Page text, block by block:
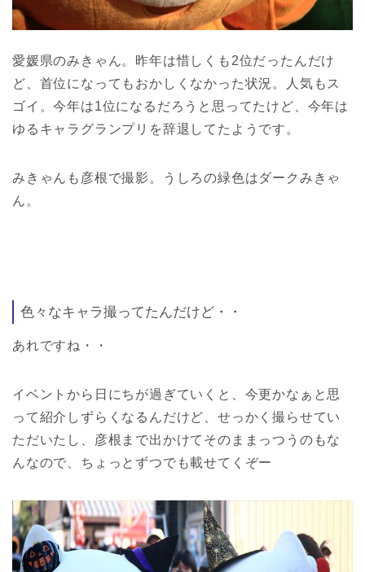
愛媛県のみきゃん。昨年は惜しくも2位だったんだけ
ど、首位になってもおかしくなかった状況。人気もス
ゴイ。今年は1位になるだろうと思ってたけど、今年は
ゆるキャラグランプリを辞退してたようです。
みきゃんも彦根で撮影。うしろの緑色はダークみきゃ
ん。
色々なキャラ撮ってたんだけど・・
あれですね・・
イベントから日にちが過ぎていくと、今更かなぁと思
って紹介しずらくなるんだけど、せっかく撮らせてい
ただいたし、彦根まで出かけてそのままっつうのもな
んなので、ちょっとずつでも載せてくぞー